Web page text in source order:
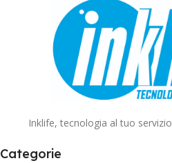
Inklife, tecnologia al tuo servizio
Categorie